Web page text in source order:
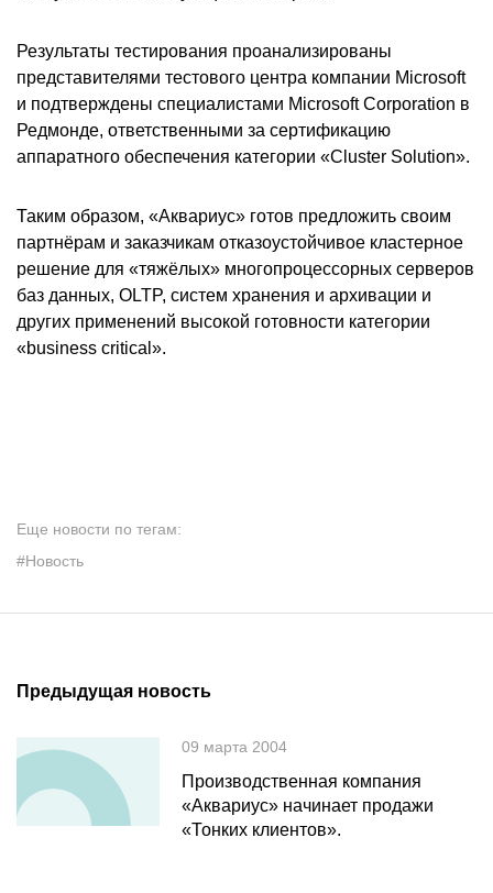
Результаты тестирования проанализированы
представителями тестового центра компании Microsoft
и подтверждены специалистами Microsoft Corporation в
Редмонде, ответственными за сертификацию
аппаратного обеспечения категории «Cluster Solution».
Таким образом, «Аквариус» готов предложить своим
партнёрам и заказчикам отказоустойчивое кластерное
решение для «тяжёлых» многопроцессорных серверов
баз данных, OLTP, систем хранения и архивации и
других применений высокой готовности категории
«business critical».
Еще новости по тегам:
#Новость
Предыдущая новость
09 марта 2004
Производственная компания
«Аквариус» начинает продажи
«Тонких клиентов».